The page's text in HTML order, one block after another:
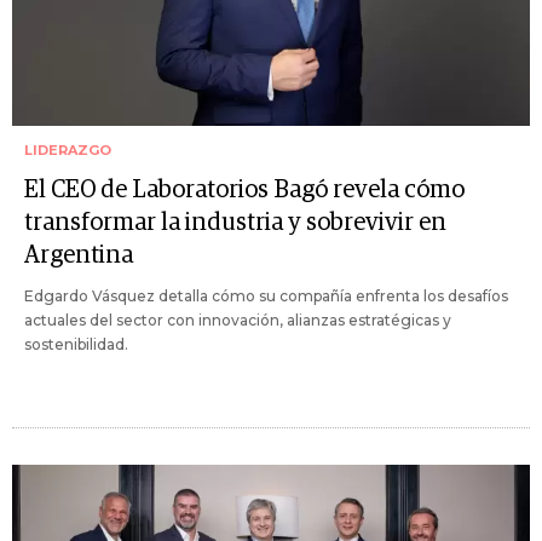
LIDERAZGO
El CEO de Laboratorios Bagó revela cómo
transformar la industria y sobrevivir en
Argentina
Edgardo Vásquez detalla cómo su compañía enfrenta los desafíos
actuales del sector con innovación, alianzas estratégicas y
sostenibilidad.